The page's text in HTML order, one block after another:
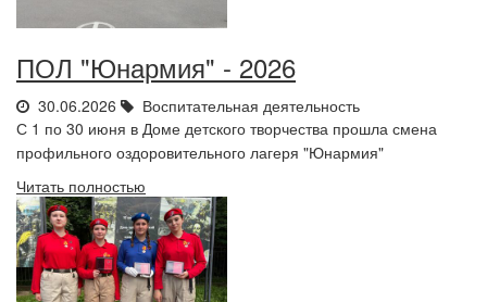
ПОЛ "Юнармия" - 2026
30.06.2026
Воспитательная деятельность
С 1 по 30 июня в Доме детского творчества прошла смена
профильного оздоровительного лагеря "Юнармия"
Читать полностью